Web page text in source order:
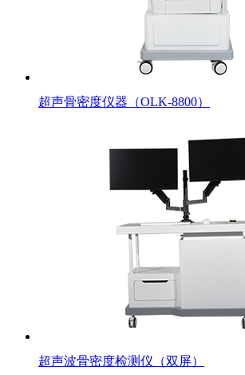
超声骨密度仪器（OLK-8800）
超声波骨密度检测仪（双屏）